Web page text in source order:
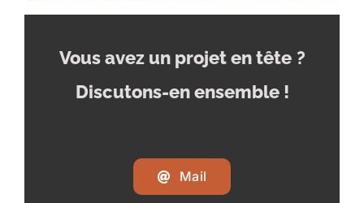
Vous avez un projet en tête ?
Discutons-en ensemble !
Mail